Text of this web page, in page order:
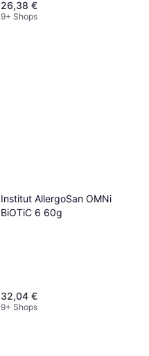
26,38 €
9+ Shops
Institut AllergoSan OMNi
BiOTiC 6 60g
32,04 €
9+ Shops